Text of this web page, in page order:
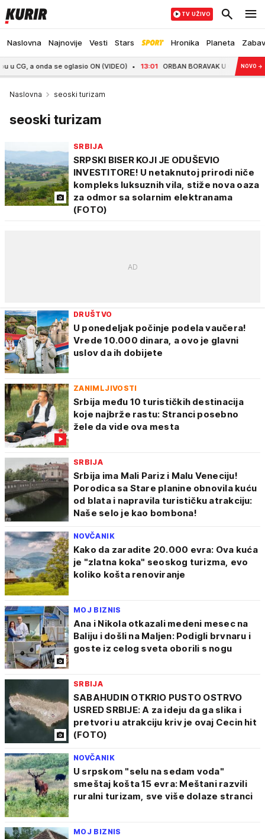
Naslovna Najnovije Vesti Stars Hronika Planeta
TV UŽIVO
onda se oglasio ON (VIDEO) 13:01 ORBAN BORAVAK U GUČI KRUNISAO
NOVO →
Naslovna seoski turizam
seoski turizam
SRBIJA
SRPSKI BISER KOJI JE ODUŠEVIO
INVESTITORE! U netaknutoj prirodi niče
kompleks luksuznih vila, stiže nova oaza
za odmor sa solarnim elektranama
(FOTO)
DRUŠTVO
U ponedeljak počinje podela vaučera!
Vrede 10.000 dinara, a ovo je glavni
uslov da ih dobijete
ZANIMLJIVOSTI
Srbija među 10 turističkih destinacija
koje najbrže rastu: Stranci posebno
žele da vide ova mesta
SRBIJA
Srbija ima Mali Pariz i Malu Veneciju!
Porodica sa Stare planine obnovila kuću
od blata i napravila turističku atrakciju:
Naše selo je kao bombona!
NOVČANIK
Kako da zaradite 20.000 evra: Ova kuća
je "zlatna koka" seoskog turizma, evo
koliko košta renoviranje
MOJ BIZNIS
Ana i Nikola otkazali medeni mesec na
Baliju i došli na Maljen: Podigli brvnaru i
goste iz celog sveta oborili s nogu
SRBIJA
SABAHUDIN OTKRIO PUSTO OSTRVO
USRED SRBIJE: A za ideju da ga slika i
pretvori u atrakciju kriv je ovaj Cecin hit
(FOTO)
NOVČANIK
U srpskom "selu na sedam voda"
smeštaj košta 15 evra: Meštani razvili
ruralni turizam, sve više dolaze stranci
MOJ BIZNIS